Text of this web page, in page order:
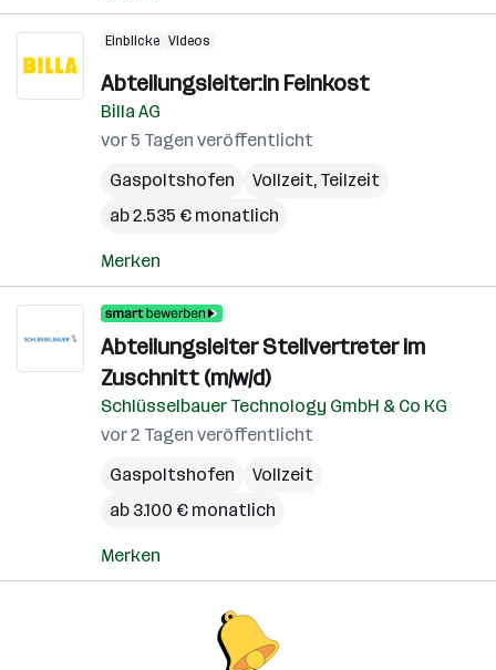
Einblicke Videos
Abteilungsleiter:in Feinkost
Billa AG
vor 5 Tagen veröffentlicht
Gaspoltshofen
Vollzeit, Teilzeit
ab 2.535 € monatlich
Merken
Abteilungsleiter Stellvertreter im
Zuschnitt (m/w/d)
Schlüsselbauer Technology GmbH & Co KG
vor 2 Tagen veröffentlicht
Gaspoltshofen
Vollzeit
ab 3.100 € monatlich
Merken